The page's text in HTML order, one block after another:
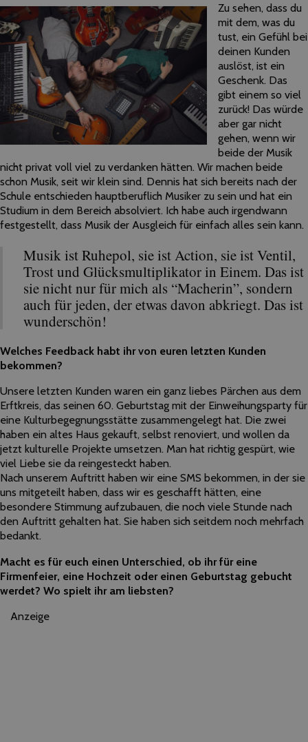
Zu sehen, dass du
mit dem, was du
tust, ein Gefühl bei
deinen Kunden
auslöst, ist ein
Geschenk. Das
gibt einem so viel
zurück! Das würde
aber gar nicht
gehen, wenn wir
beide der Musik
nicht privat voll viel zu verdanken hätten. Wir machen beide
schon Musik, seit wir klein sind. Dennis hat sich bereits nach der
Schule entschieden hauptberuflich Musiker zu sein und hat ein
Studium in dem Bereich absolviert. Ich habe auch irgendwann
festgestellt, dass Musik der Ausgleich für einfach alles sein kann.
Musik ist Ruhepol, sie ist Action, sie ist Ventil,
Trost und Glücksmultiplikator in Einem. Das ist
sie nicht nur für mich als “Macherin”, sondern
auch für jeden, der etwas davon abkriegt. Das ist
wunderschön!
Welches Feedback habt ihr von euren letzten Kunden
bekommen?
Unsere letzten Kunden waren ein ganz liebes Pärchen aus dem
Erftkreis, das seinen 60. Geburtstag mit der Einweihungsparty für
eine Kulturbegegnungsstätte zusammengelegt hat. Die zwei
haben ein altes Haus gekauft, selbst renoviert, und wollen da
jetzt kulturelle Projekte umsetzen. Man hat richtig gespürt, wie
viel Liebe sie da reingesteckt haben.
Nach unserem Auftritt haben wir eine SMS bekommen, in der sie
uns mitgeteilt haben, dass wir es geschafft hätten, eine
besondere Stimmung aufzubauen, die noch viele Stunde nach
den Auftritt gehalten hat. Sie haben sich seitdem noch mehrfach
bedankt.
Macht es für euch einen Unterschied, ob ihr für eine
Firmenfeier, eine Hochzeit oder einen Geburtstag gebucht
werdet? Wo spielt ihr am liebsten?
Anzeige